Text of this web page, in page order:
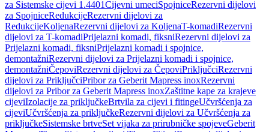
za Sistemske cijevi 1.4401Cijevni umeciSpojniceRezervni dijelovi
za SpojniceRedukcijeRezervni dijelovi za
RedukcijeKoljenaRezervni dijelovi za KoljenaT-komadiRezervni
dijelovi za T-komadiPrijelazni komadi, fiksniRezervni dijelovi za
Prijelazni komadi, fiksniPrijelazni komadi i spojnice,
demontažniRezervni dijelovi za Prijelazni komadi i spojnice,
demontažniČepoviRezervni dijelovi za ČepoviPriključciRezervni
dijelovi za PriključciPribor za Geberit Mapress inoxRezervni
dijelovi za Pribor za Geberit Mapress inoxZaštitne kape za krajeve
cijeviIzolacije za priključkeBrtvila za cijevi i fitingeUčvršćenja za
cijeviUčvršćenja za priključkeRezervni dijelovi za Učvršćenja za
priključkeSistemske brtveSet vijaka za prirubničke spojeveGeberit